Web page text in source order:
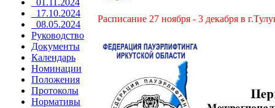
01.11.2024
17.10.2024
08.05.2024
Руководство
Документы
Календарь
Номинации
Положения
Протоколы
Нормативы
Расписание 27 ноября - 3 декабря в